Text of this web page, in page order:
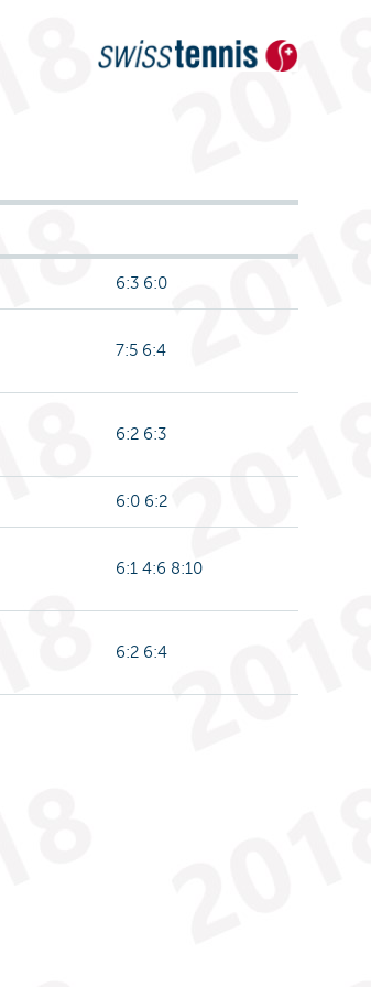
6:3 6:0
7:5 6:4
6:2 6:3
6:0 6:2
6:1 4:6 8:10
6:2 6:4